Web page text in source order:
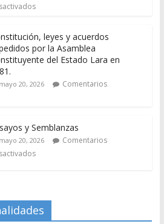
leyes y acuerdos
por la Asamblea
del Estado Lara en
mayo 20, 2026
Comentarios
y Semblanzas
mayo 20, 2026
Comentarios